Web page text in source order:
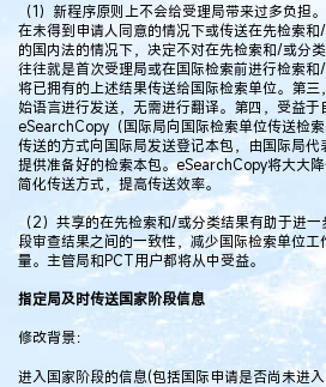
（1）新程序原则上不会给受理局带来过多负担
在未得到申请人同意的情况下或传送在先检索
的国内法的情况下，决定不对在先检索和/或分
往往就是首次受理局或在国际检索前进行检索
将已拥有的上述结果传送给国际检索单位。第
始语言进行发送，无需进行翻译。第四，受益
eSearchCopy（国际局向国际检索单位传送检
传送的方式向国际局发送登记本包，由国际局
提供准备好的检索本包。eSearchCopy将大大降
简化传送方式，提高传送效率。
（2）共享的在先检索和/或分类结果有助于进
段审查结果之间的一致性，减少国际检索单位
量。主管局和PCT用户都将从中受益。
指定局及时传送国家阶段信息
修改背景：
进入国家阶段的信息(包括国际申请是否尚未进